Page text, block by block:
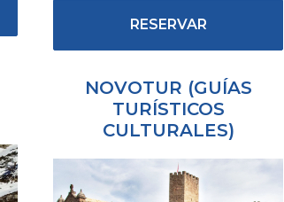
RESERVAR
NOVOTUR (GUÍAS
TURÍSTICOS
CULTURALES)